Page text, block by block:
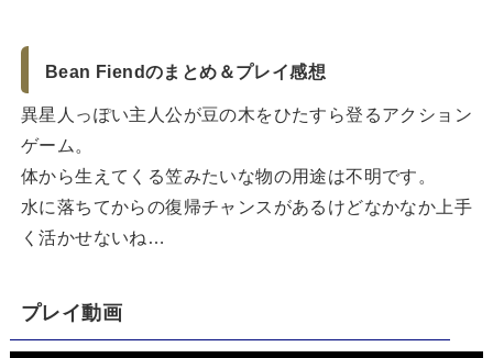
Bean Fiendのまとめ＆プレイ感想
異星人っぽい主人公が豆の木をひたすら登るアクション
ゲーム。
体から生えてくる笠みたいな物の用途は不明です。
水に落ちてからの復帰チャンスがあるけどなかなか上手
く活かせないね…
プレイ動画